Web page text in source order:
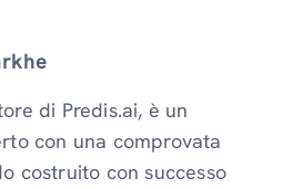
di Predis.ai, è un
con una comprovata
costruito con successo